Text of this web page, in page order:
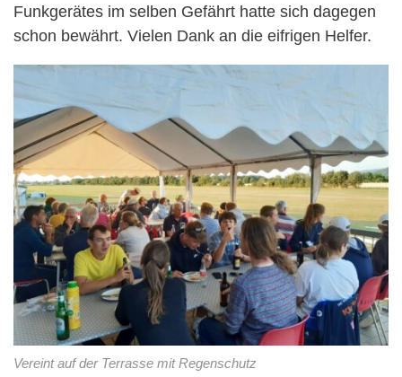
Funkgerätes im selben Gefährt hatte sich dagegen
schon bewährt. Vielen Dank an die eifrigen Helfer.
Vereint auf der Terrasse mit Regenschutz